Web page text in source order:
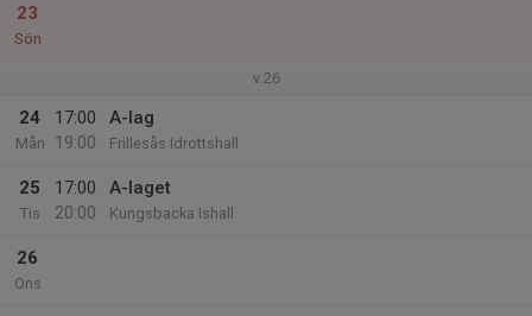
23
Sön
v.26
24
Mån
17:00
19:00
A-lag
Frillesås Idrottshall
25
Tis
17:00
20:00
A-laget
Kungsbacka Ishall
26
Ons